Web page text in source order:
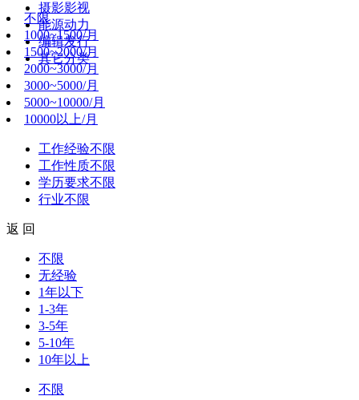
摄影影视
能源动力
编辑发行
其它分类
不限
1000~1500/月
1500~2000/月
2000~3000/月
3000~5000/月
5000~10000/月
10000以上/月
工作经验不限
工作性质不限
学历要求不限
行业不限
返 回
不限
无经验
1年以下
1-3年
3-5年
5-10年
10年以上
不限